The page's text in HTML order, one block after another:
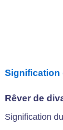
Signification
Rêver de
Signification